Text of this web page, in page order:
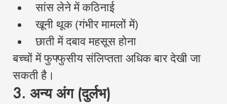
सांस लेने में कठिनाई
खूनी थूक (गंभीर मामलों में)
छाती में दबाव महसूस होना
बच्चों में फुफ्फुसीय संलिप्तता अधिक बार देखी जा
सकती है।
3. अन्य अंग (दुर्लभ)